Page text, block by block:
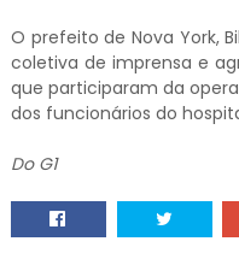
O prefeito de Nova York,
coletiva de imprensa e
que participaram da
dos funcionários do
Do G1